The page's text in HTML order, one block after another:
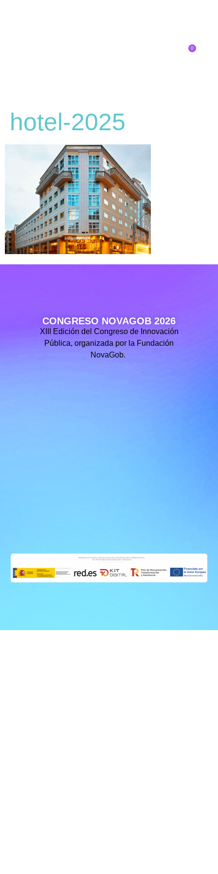
0
hotel-2025
CONGRESO NOVAGOB 2026
XIII Edición del Congreso de Innovación
Pública, organizada por la Fundación
NovaGob.